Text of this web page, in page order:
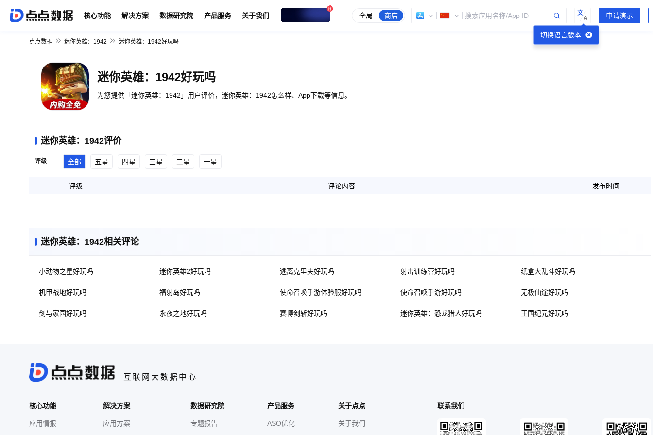
核心功能 解决方案 数据研究院 产品服务 关于我们 全局 商店
切换语言版本
文
A
点点数据 迷你英雄：1942 迷你英雄：1942好玩吗
迷你英雄：1942好玩吗
为您提供「迷你英雄：1942」用户评价，迷你英雄：1942怎么样、App下载等信息。
迷你英雄：1942评价
评级 全部 五星 四星 三星 二星 一星
评级 评论内容 发布时间
迷你英雄：1942相关评论
小动物之星好玩吗 迷你英雄2好玩吗 逃离克里夫好玩吗 射击训练营好玩吗 纸盒大乱斗好玩吗
机甲战地好玩吗 福射岛好玩吗 使命召唤手游体验服好玩吗 使命召唤手游好玩吗 无极仙途好玩吗
剑与家园好玩吗 永夜之地好玩吗 赛博剑斩好玩吗 迷你英雄：恐龙猎人好玩吗 王国纪元好玩吗
互联网大数据中心
核心功能
应用情报
解决方案
应用方案
数据研究院
专题报告
产品服务
ASO优化
关于点点
关于我们
联系我们